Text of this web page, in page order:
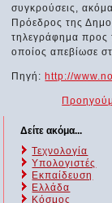
συγκρούσεις,
Πρόεδρος της
τηλεγράφημα προς
οποίος απεβίωσε
Πηγή: http://
Δείτε ακόμα...
Τεχνολογία
Υπολογιστές
Εκπαίδευση
Ελλάδα
Κόσμος